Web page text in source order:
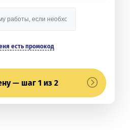
есть промокод
— шаг 1 из 2